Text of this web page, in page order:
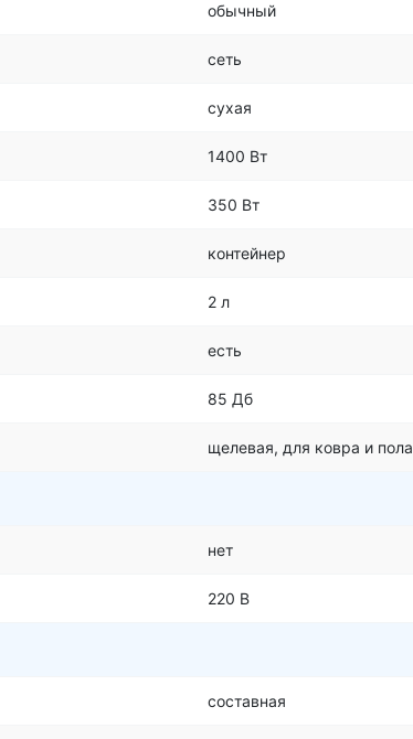
обычный
сеть
сухая
1400 Вт
350 Вт
контейнер
2 л
есть
85 Дб
щелевая, для ковра и пола
нет
220 В
составная